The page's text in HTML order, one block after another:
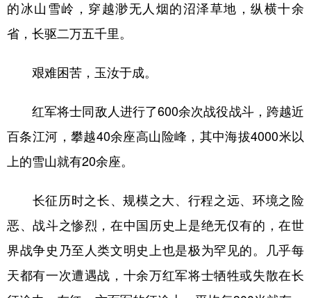
的冰山雪岭，穿越渺无人烟的沼泽草地，纵横十余
省，长驱二万五千里。
艰难困苦，玉汝于成。
红军将士同敌人进行了600余次战役战斗，跨越近
百条江河，攀越40余座高山险峰，其中海拔4000米以
上的雪山就有20余座。
长征历时之长、规模之大、行程之远、环境之险
恶、战斗之惨烈，在中国历史上是绝无仅有的，在世
界战争史乃至人类文明史上也是极为罕见的。几乎每
天都有一次遭遇战，十余万红军将士牺牲或失散在长